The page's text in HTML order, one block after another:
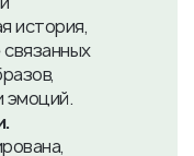
история,
эмоций.